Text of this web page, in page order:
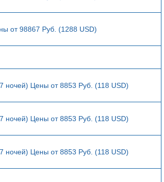
от 98867 Руб. (1288 USD)
ночей) Цены от 8853 Руб. (118 USD)
ночей) Цены от 8853 Руб. (118 USD)
ночей) Цены от 8853 Руб. (118 USD)